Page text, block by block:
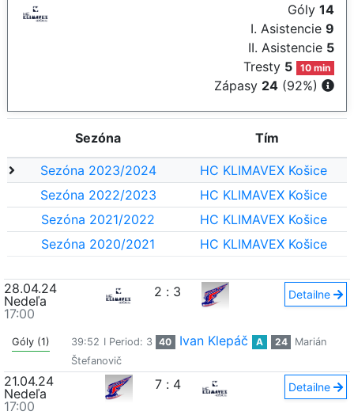
Góly 14
I. Asistencie 9
II. Asistencie 5
Tresty 5 10 min
Zápasy 24 (92%)
Sezóna Tím
Sezóna 2023/2024
HC KLIMAVEX Košice
Sezóna 2022/2023
HC KLIMAVEX Košice
Sezóna 2021/2022
HC KLIMAVEX Košice
Sezóna 2020/2021
HC KLIMAVEX Košice
28.04.24
Nedeľa
17:00
2 : 3 Detailne
Góly (1) 39:52 I Period: 3 40 Ivan Klepáč A 24
Marián
Štefanovič
21.04.24
Nedeľa
17:00
7 : 4 Detailne